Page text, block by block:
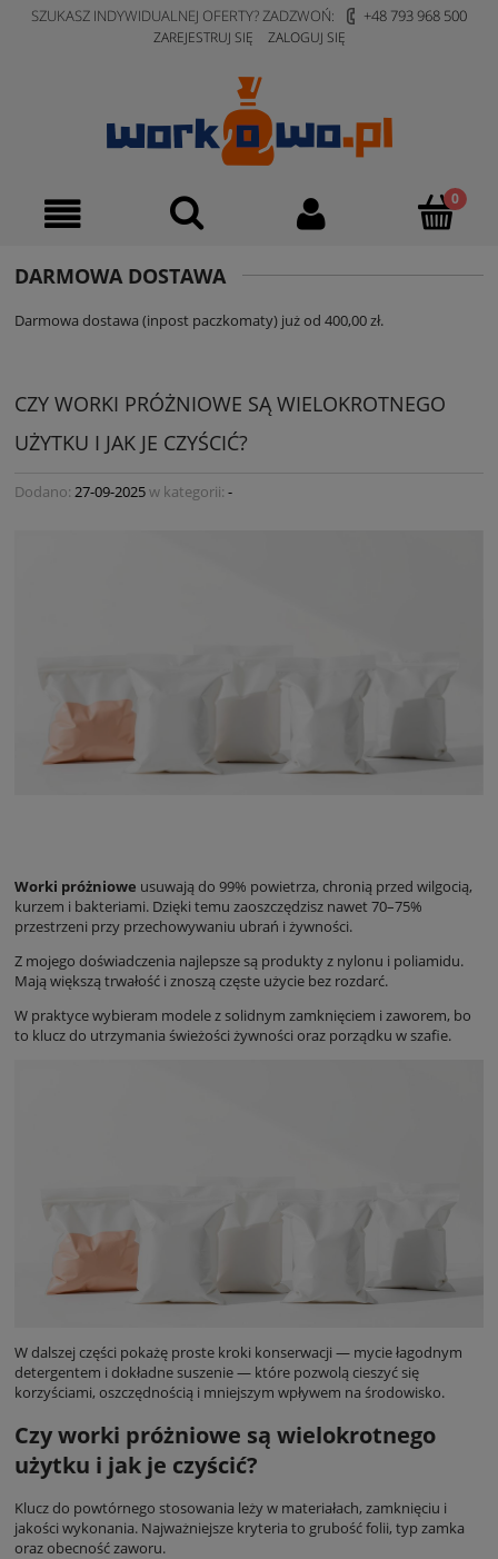
SZUKASZ INDYWIDUALNEJ OFERTY? ZADZWOŃ: +48 793 968 500
ZAREJESTRUJ SIĘ ZALOGUJ SIĘ
DARMOWA DOSTAWA
Darmowa dostawa (inpost paczkomaty) już od 400,00 zł.
CZY WORKI PRÓŻNIOWE SĄ WIELOKROTNEGO
UŻYTKU I JAK JE CZYŚCIĆ?
Dodano: 27-09-2025w kategorii: -
Worki próżniowe usuwają do 99% powietrza, chronią przed wilgocią,
kurzem i bakteriami. Dzięki temu zaoszczędzisz nawet 70–75%
przestrzeni przy przechowywaniu ubrań i żywności.
Z mojego doświadczenia najlepsze są produkty z nylonu i poliamidu.
Mają większą trwałość i znoszą częste użycie bez rozdarć.
W praktyce wybieram modele z solidnym zamknięciem i zaworem, bo
to klucz do utrzymania świeżości żywności oraz porządku w szafie.
W dalszej części pokażę proste kroki konserwacji — mycie łagodnym
detergentem i dokładne suszenie — które pozwolą cieszyć się
korzyściami, oszczędnością i mniejszym wpływem na środowisko.
Czy worki próżniowe są wielokrotnego
użytku i jak je czyścić?
Klucz do powtórnego stosowania leży w materiałach, zamknięciu i
jakości wykonania. Najważniejsze kryteria to grubość folii, typ zamka
oraz obecność zaworu.